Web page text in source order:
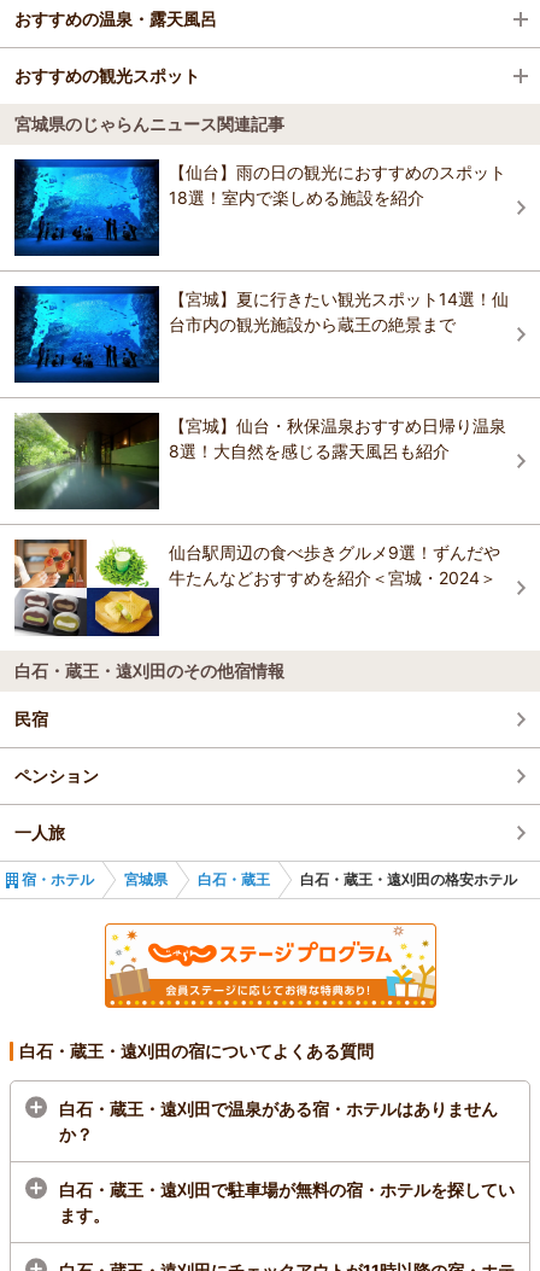
おすすめの温泉・露天風呂
鎌先温泉
開湯600年。「奥羽の薬湯」と言われる濃厚な名湯は、鉄分を多く含む
褐色「にごり湯」。数多くの伝説と懐かしい風情、そして個性豊かな
各旅館のスタイルが融合する、注目の温泉郷。
おすすめの温泉・露天風呂ガイドを見る
おすすめの観光スポット
宮城蔵王キツネ村
3.0
珍しいキツネ専門のキツネと身近に触れ合える動物園です。広大なキ
ツネの飼育場に人間が入っていく形ですので、場合によってはキツネ
にかまれたりすることがあります。その辺りは自己責任です。キツネ
に餌やりも出来ます。
おすすめの観光スポットガイドを見る
宮城県のじゃらんニュース関連記事
【仙台】雨の日の観光におすすめのスポット
18選！室内で楽しめる施設を紹介
【宮城】夏に行きたい観光スポット14選！仙
台市内の観光施設から蔵王の絶景まで
【宮城】仙台・秋保温泉おすすめ日帰り温泉
8選！大自然を感じる露天風呂も紹介
仙台駅周辺の食べ歩きグルメ9選！ずんだや
牛たんなどおすすめを紹介＜宮城・2024＞
白石・蔵王・遠刈田のその他宿情報
民宿
ペンション
一人旅
宿・ホテル 宮城県 白石・蔵王 白石・蔵王・遠刈田の格安ホテル
白石・蔵王・遠刈田の宿についてよくある質問
白石・蔵王・遠刈田で温泉がある宿・ホテルはありません
か？
白石・蔵王・遠刈田で駐車場が無料の宿・ホテルを探してい
ます。